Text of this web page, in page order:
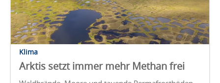
Klima
Arktis setzt immer mehr Methan frei